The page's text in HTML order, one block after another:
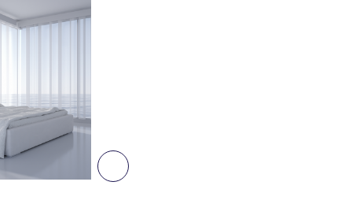
Далее - Номер